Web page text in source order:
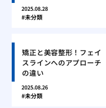
2025.08.28
未分類
矯正と美容整形！フェイ
スラインへのアプローチ
の違い
2025.08.26
未分類